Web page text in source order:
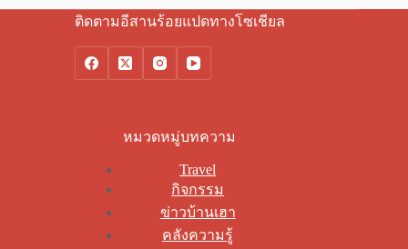
ติดตามอีสานร้อยแปดทางโซเชียล
หมวดหมู่บทความ
Travel
กิจกรรม
ข่าวบ้านเฮา
คลังความรู้